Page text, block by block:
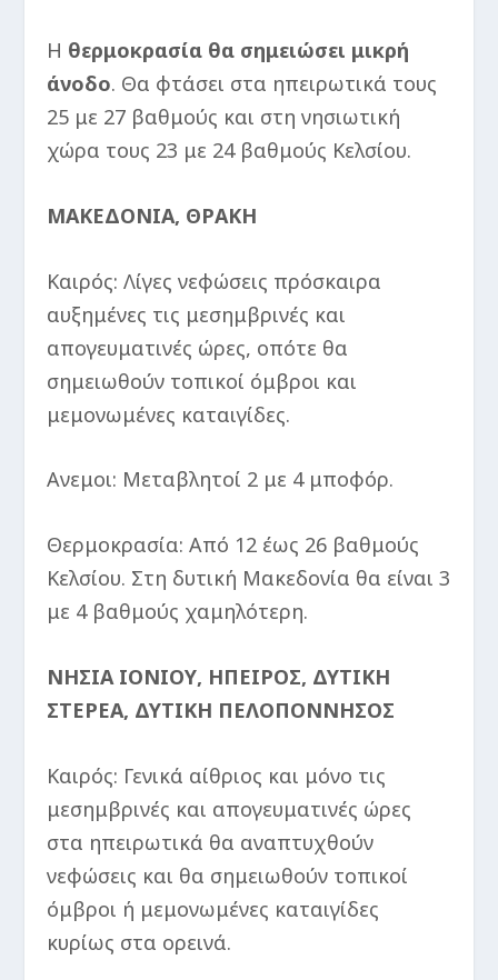
Η θερμοκρασία θα σημειώσει μικρή
άνοδο. Θα φτάσει στα ηπειρωτικά τους
25 με 27 βαθμούς και στη νησιωτική
χώρα τους 23 με 24 βαθμούς Κελσίου.
ΜΑΚΕΔΟΝΙΑ, ΘΡΑΚΗ
Καιρός: Λίγες νεφώσεις πρόσκαιρα
αυξημένες τις μεσημβρινές και
απογευματινές ώρες, οπότε θα
σημειωθούν τοπικοί όμβροι και
μεμονωμένες καταιγίδες.
Ανεμοι: Μεταβλητοί 2 με 4 μποφόρ.
Θερμοκρασία: Από 12 έως 26 βαθμούς
Κελσίου. Στη δυτική Μακεδονία θα είναι 3
με 4 βαθμούς χαμηλότερη.
ΝΗΣΙΑ ΙΟΝΙΟΥ, ΗΠΕΙΡΟΣ, ΔΥΤΙΚΗ
ΣΤΕΡΕΑ, ΔΥΤΙΚΗ ΠΕΛΟΠΟΝΝΗΣΟΣ
Καιρός: Γενικά αίθριος και μόνο τις
μεσημβρινές και απογευματινές ώρες
στα ηπειρωτικά θα αναπτυχθούν
νεφώσεις και θα σημειωθούν τοπικοί
όμβροι ή μεμονωμένες καταιγίδες
κυρίως στα ορεινά.